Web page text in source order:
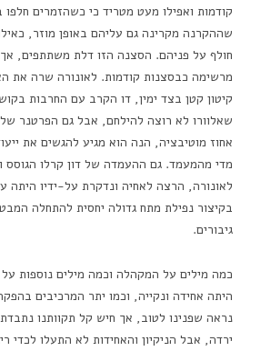
קודמות ואפילו מעט מטריד כי כשהזמרים
שההקרנה מקרינה גם עליהם באופן מוזר,
חולף על פניהם. הסצנה הזו דלת משתתפים,
מרשימה כבסצנות קודמות. לאונורה שרה את
קיטון קטן בצד ימין, דו הקרב עם החרבות
שאלוורו לא רוצה להילחם, אבל גם הפרטנר
אחוז מוטיבציה, הנה הוא מגיע להגשים את
מדי מהמעמד. גם ההעמדה של דון קרלו הגוסס
לאונורה, הרצה לאחיה ונדקרת על-ידיו היתה
בקיצור נפילת מתח גדולה יחסית להתחלה
גיבורים.
כמה מילים על המקהלה וכמה מילים נוספות
היתה אחידה ונקייה, וכמו יתר המרכיבים
נראה שפנינו לטוב, אך חיש קל תקוותנו
ירדה, אבל הניקיון והאחידות לא התעלו לכדי